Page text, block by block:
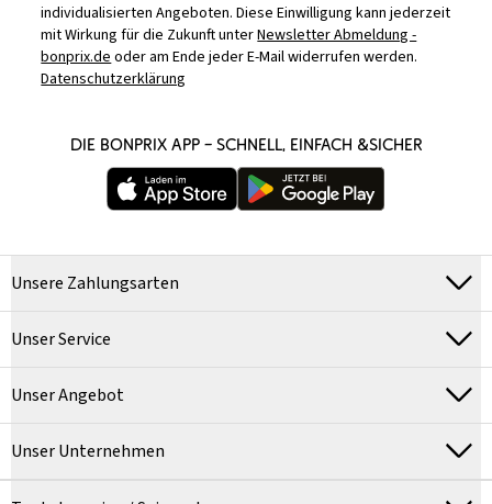
individualisierten Angeboten. Diese Einwilligung kann jederzeit
mit Wirkung für die Zukunft unterNewsletter Abmeldung -
bonprix.deoder am Ende jeder E-Mail widerrufen werden.
Datenschutzerklärung
DIE BONPRIX APP – SCHNELL, EINFACH &SICHER
Unsere Zahlungsarten
Unser Service
Unser Angebot
Unser Unternehmen